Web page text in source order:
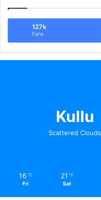
127k
Fans
Kullu
Scattered Clouds
16 ℃
Fri
21 ℃
Sat